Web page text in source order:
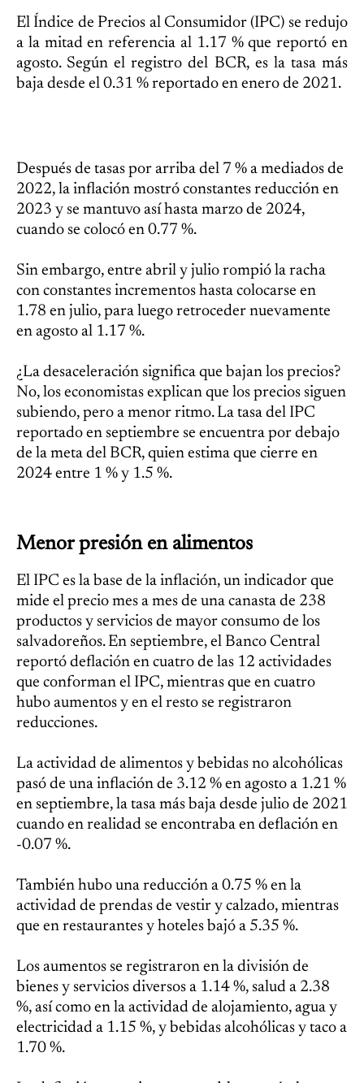
El Índice de Precios al Consumidor (IPC) se redujo
a la mitad en referencia al 1.17 % que reportó en
agosto. Según el registro del BCR, es la tasa más
baja desde el 0.31 % reportado en enero de 2021.
Después de tasas por arriba del 7 % a mediados de
2022, la inflación mostró constantes reducción en
2023 y se mantuvo así hasta marzo de 2024,
cuando se colocó en 0.77 %.
Sin embargo, entre abril y julio rompió la racha
con constantes incrementos hasta colocarse en
1.78 en julio, para luego retroceder nuevamente
en agosto al 1.17 %.
¿La desaceleración significa que bajan los precios?
No, los economistas explican que los precios siguen
subiendo, pero a menor ritmo. La tasa del IPC
reportado en septiembre se encuentra por debajo
de la meta del BCR, quien estima que cierre en
2024 entre 1 % y 1.5 %.
Menor presión en alimentos
El IPC es la base de la inflación, un indicador que
mide el precio mes a mes de una canasta de 238
productos y servicios de mayor consumo de los
salvadoreños. En septiembre, el Banco Central
reportó deflación en cuatro de las 12 actividades
que conforman el IPC, mientras que en cuatro
hubo aumentos y en el resto se registraron
reducciones.
La actividad de alimentos y bebidas no alcohólicas
pasó de una inflación de 3.12 % en agosto a 1.21 %
en septiembre, la tasa más baja desde julio de 2021
cuando en realidad se encontraba en deflación en
-0.07 %.
También hubo una reducción a 0.75 % en la
actividad de prendas de vestir y calzado, mientras
que en restaurantes y hoteles bajó a 5.35 %.
Los aumentos se registraron en la división de
bienes y servicios diversos a 1.14 %, salud a 2.38
%, así como en la actividad de alojamiento, agua y
electricidad a 1.15 %, y bebidas alcohólicas y taco a
1.70 %.